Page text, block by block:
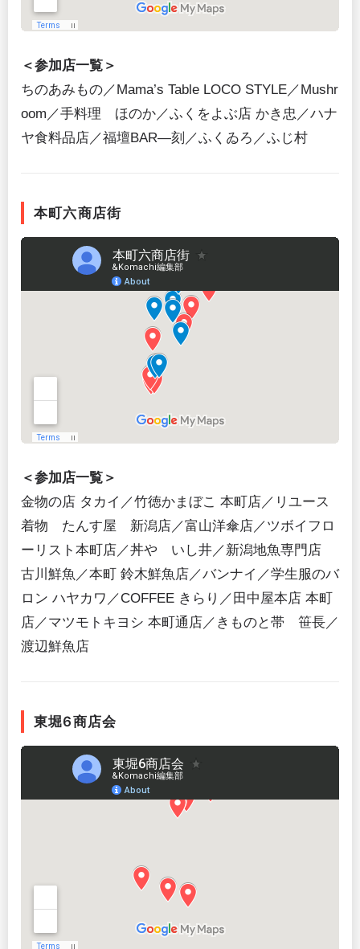
＜参加店一覧＞
ちのあみもの／Mama’s Table LOCO STYLE／Mushr
oom／手料理 ほのか／ふくをよぶ店 かき忠／ハナ
ヤ食料品店／福壇BAR—刻／ふくゐろ／ふじ村
本町六商店街
＜参加店一覧＞
金物の店 タカイ／竹徳かまぼこ 本町店／リユース
着物 たんす屋 新潟店／富山洋傘店／ツボイフロ
ーリスト本町店／丼や いし井／新潟地魚専門店
古川鮮魚／本町 鈴木鮮魚店／バンナイ／学生服のバ
ロン ハヤカワ／COFFEE きらり／田中屋本店 本町
店／マツモトキヨシ 本町通店／きものと帯 笹長／
渡辺鮮魚店
東堀6商店会